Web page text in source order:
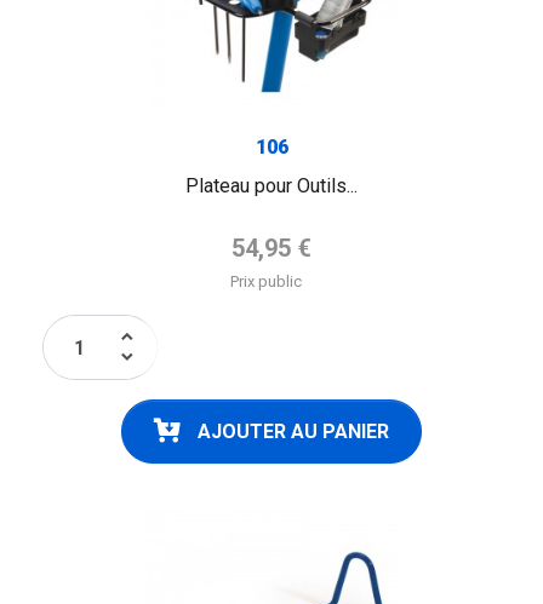
106
Plateau pour Outils...
Prix de base
54,95 €
Prix public
keyboard_arrow_up
keyboard_arrow_down
AJOUTER AU PANIER